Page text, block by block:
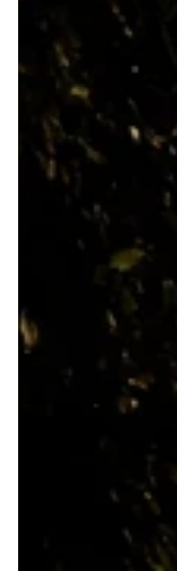
Quentin Denis
27 août 2025